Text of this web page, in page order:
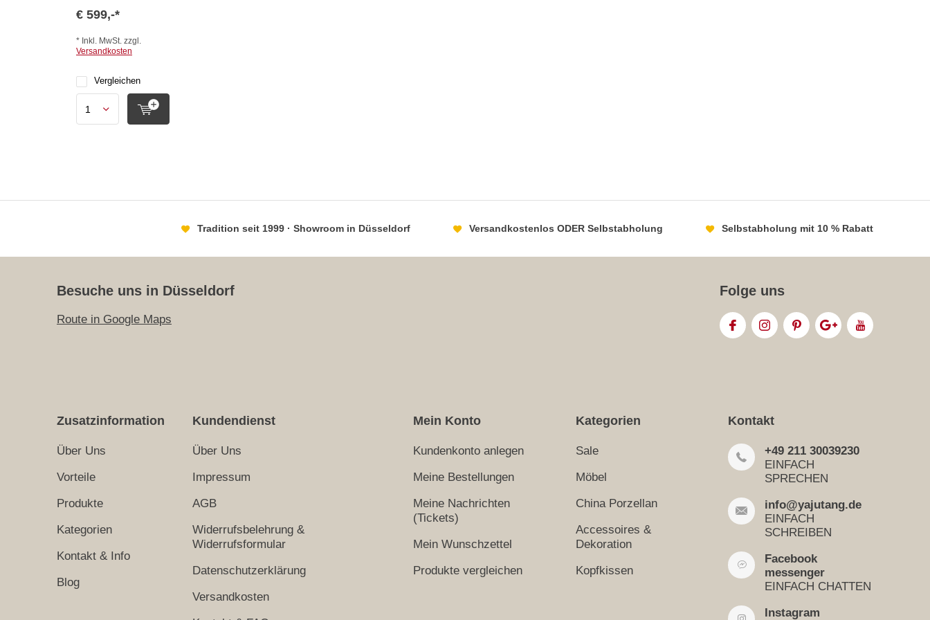
€ 599,-*
* Inkl. MwSt. zzgl.
Versandkosten
Vergleichen
Tradition seit 1999 · Showroom in Düsseldorf Versandkostenlos ODER Selbstabholung Selbstabholung mit 10 % Rabatt
Besuche uns in Düsseldorf
Route in Google Maps
Folge uns
Zusatzinformation
Über Uns
Vorteile
Produkte
Kategorien
Kontakt & Info
Blog
Kundendienst
Über Uns
Impressum
AGB
Widerrufsbelehrung &
Widerrufsformular
Datenschutzerklärung
Versandkosten
Mein Konto
Kundenkonto anlegen
Meine Bestellungen
Meine Nachrichten
(Tickets)
Mein Wunschzettel
Produkte vergleichen
Kategorien
Sale
Möbel
China Porzellan
Accessoires &
Dekoration
Kopfkissen
Kontakt
+49 211 30039230
EINFACH
SPRECHEN
info@yajutang.de
EINFACH
SCHREIBEN
Facebook
messenger
EINFACH CHATTEN
Instagram